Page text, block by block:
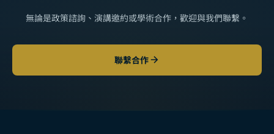
無論是政策諮詢、演講邀約或學術合作，歡迎與我們聯繫。
聯繫合作